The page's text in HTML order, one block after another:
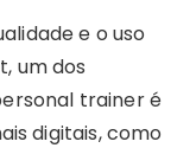
e o uso
um dos
trainer é
digitais, como